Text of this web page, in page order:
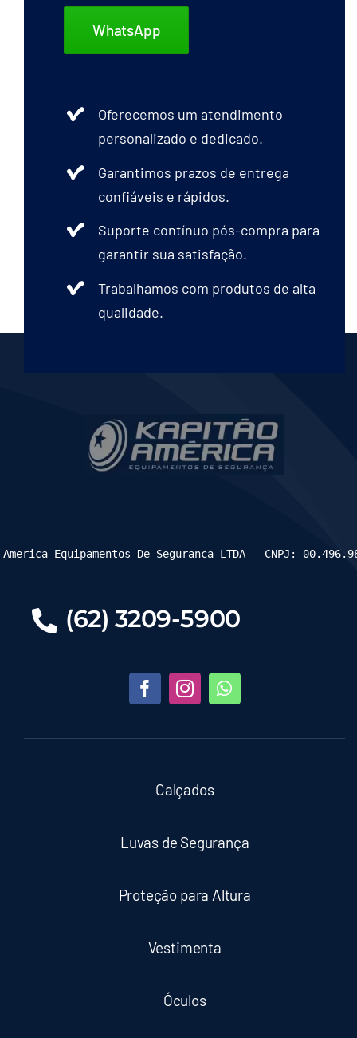
WhatsApp
Oferecemos um atendimento
personalizado e dedicado.
Garantimos prazos de entrega
confiáveis e rápidos.
Suporte contínuo pós-compra para
garantir sua satisfação.
Trabalhamos com produtos de alta
qualidade.
(62) 3209-5900
Calçados
Luvas de Segurança
Proteção para Altura
Vestimenta
Óculos
Equipamentos De Seguranca LTDA - CNPJ: